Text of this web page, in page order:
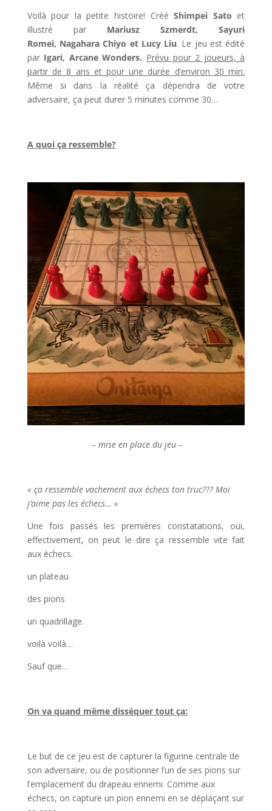
Voilà pour la petite histoire! CrééShimpei Sato et
illustré par Mariusz Szmerdt, Sayuri
Romei, Nagahara Chiyo et Lucy Liu. Le jeu est édité
par Igari, Arcane Wonders. Prévu pour 2 joueurs, à
partir de 8 ans et pour une durée d’environ 30 min.
Même si dans la réalité ça dépendra de votre
adversaire, ça peut durer 5 minutes comme 30…
A quoi ça ressemble?
– mise en place du jeu –
« ça ressemble vachement aux échecs ton truc??? Moi
j’aime pas les échecs… »
Une fois passés les premières constatations, oui,
effectivement, on peut le dire ça ressemble vite fait
aux échecs.
un plateau
des pions
un quadrillage.
voilà voilà…
Sauf que…
On va quand même disséquer tout ça:
Le but de ce jeu est de capturer la figurine centrale de
son adversaire, ou de positionner l’un de ses pions sur
l’emplacement du drapeau ennemi. Comme aux
échecs, on capture un pion ennemi en se déplaçant sur